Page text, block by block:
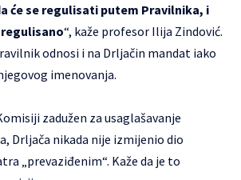
će se regulisati putem Pravilnika, i
“, kaže profesor Ilija Zindović.
odnosi i na Drljačin mandat iako
imenovanja.
zadužen za usaglašavanje
Drljača nikada nije izmijenio dio
„prevaziđenim“. Kaže da je to